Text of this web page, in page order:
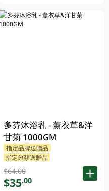
多芬沐浴乳 - 薰衣草&洋
甘菊 1000GM
指定品牌送贈品
指定分類送贈品
$64.00
$35.00